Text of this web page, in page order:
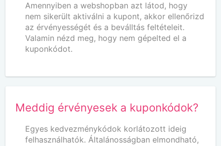
Amennyiben a webshopban azt látod, hogy
nem sikerült aktiválni a kupont, akkor ellenőrizd
az érvényességét és a beválltás feltételeit.
Valamin nézd meg, hogy nem gépelted el a
kuponkódot.
Meddig érvényesek a kuponkódok?
Egyes kedvezménykódok korlátozott ideig
felhasználhatók. Általánosságban elmondható,